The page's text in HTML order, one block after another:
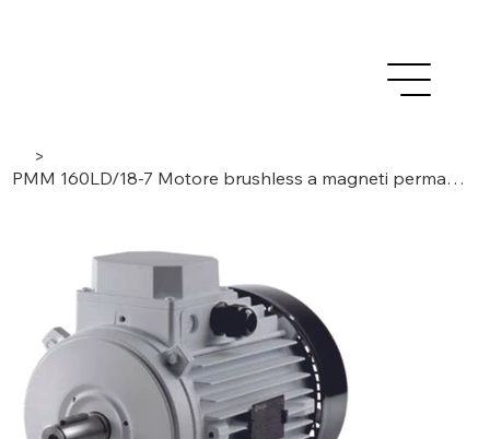
>
PMM 160LD/18-7 Motore brushless a magneti permanenti trifase/ 18 poli/ 7 moduli